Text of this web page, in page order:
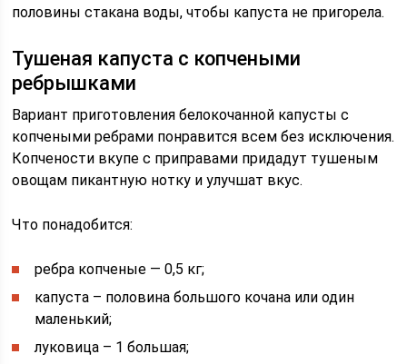
половины стакана воды, чтобы капуста не пригорела.
Тушеная капуста с копчеными
ребрышками
Вариант приготовления белокочанной капусты с
копчеными ребрами понравится всем без исключения.
Копчености вкупе с приправами придадут тушеным
овощам пикантную нотку и улучшат вкус.
Что понадобится:
ребра копченые — 0,5 кг;
капуста – половина большого кочана или один
маленький;
луковица – 1 большая;